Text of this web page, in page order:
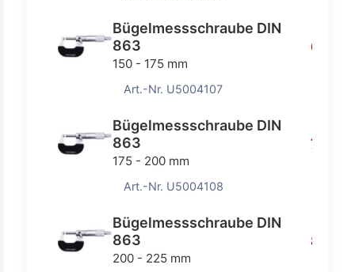
Bügelmessschraube DIN
863
150 - 175 mm
64,00
Art.-Nr. U5004107
Bügelmessschraube DIN
863
175 - 200 mm
71,30
Art.-Nr. U5004108
Bügelmessschraube DIN
863
200 - 225 mm
82,70